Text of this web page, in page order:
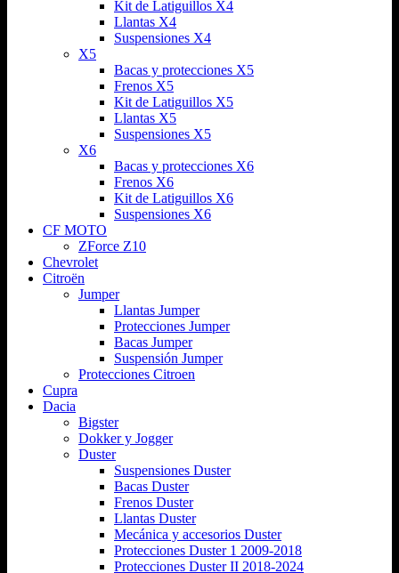
Kit de Latiguillos X4
Llantas X4
Suspensiones X4
X5
Bacas y protecciones X5
Frenos X5
Kit de Latiguillos X5
Llantas X5
Suspensiones X5
X6
Bacas y protecciones X6
Frenos X6
Kit de Latiguillos X6
Suspensiones X6
CF MOTO
ZForce Z10
Chevrolet
Citroën
Jumper
Llantas Jumper
Protecciones Jumper
Bacas Jumper
Suspensión Jumper
Protecciones Citroen
Cupra
Dacia
Bigster
Dokker y Jogger
Duster
Suspensiones Duster
Bacas Duster
Frenos Duster
Llantas Duster
Mecánica y accesorios Duster
Protecciones Duster 1 2009-2018
Protecciones Duster II 2018-2024